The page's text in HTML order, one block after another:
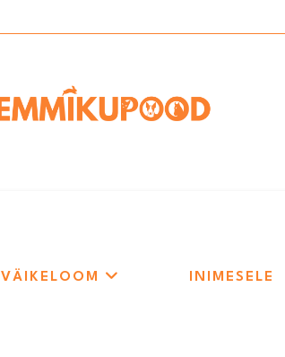
VÄIKELOOM INIMESELE